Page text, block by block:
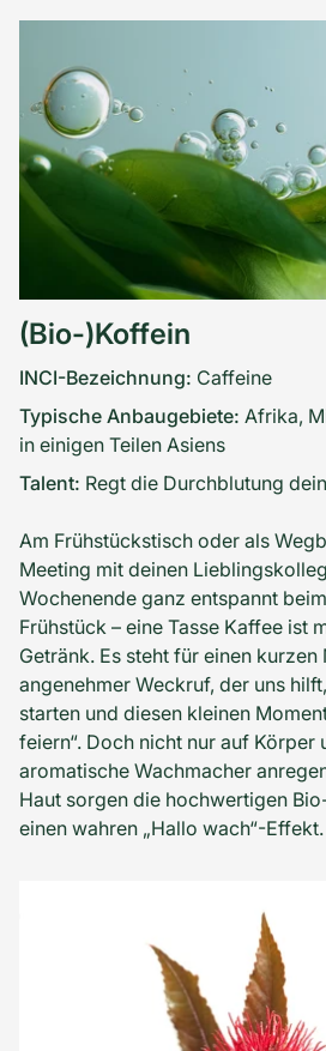
dafür, das Haarwachstum
bekannt dafür, die Wimpern zu
schützen und einen natürlichen
Pflanzliche Peptide sind bekannt
zu stärken und zu verdichten, ab
die Widerstandsfähigkeit der
Bruch und Schäden erhöhen.
dafür, die Wimpern gesünder
werden zu lassen.
Ohne Mineralöl
Ohne Mikroplastik
Dermatologisch und
Zertifizierte Naturkosmetik -
Made in Germany
(Bio-)Koffein
INCI-Bezeichnung: Caffeine
Typische Anbaugebiete: Afrika,
in einigen Teilen Asiens
Talent: Regt die Durchblutung
Am Frühstückstisch oder als
Meeting mit deinen
Wochenende ganz entspannt
Frühstück – eine Tasse Kaffee ist
Getränk. Es steht für einen kurzen
angenehmer Weckruf, der uns
starten und diesen kleinen
feiern“. Doch nicht nur auf Körper
aromatische Wachmacher
Haut sorgen die hochwertigen
einen wahren „Hallo wach“-Effekt.